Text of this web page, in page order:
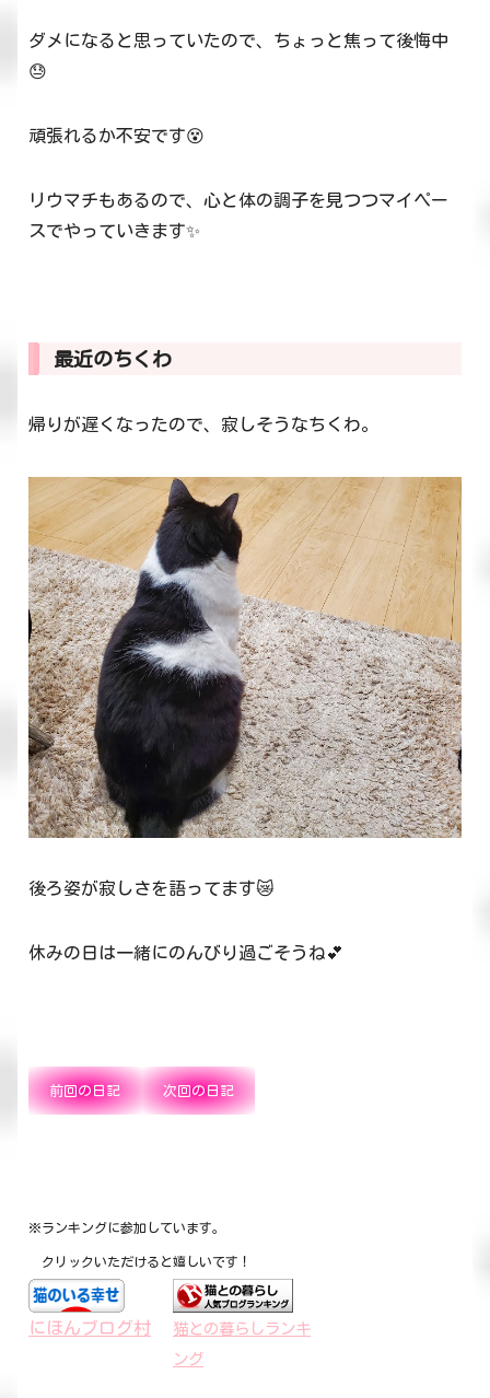
ダメになると思っていたので、ちょっと焦って後悔中
😓
頑張れるか不安です😵
リウマチもあるので、心と体の調子を見つつマイペー
スでやっていきます✨
最近のちくわ
帰りが遅くなったので、寂しそうなちくわ。
後ろ姿が寂しさを語ってます😿
休みの日は一緒にのんびり過ごそうね💕
前回の日記 次回の日記
※ランキングに参加しています。
クリックいただけると嬉しいです！
にほんブログ村
猫との暮らしランキ
ング